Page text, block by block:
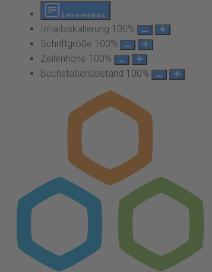
Lesemodus
Inhaltsskalierung 100%
Schriftgröße 100%
Zeilenhöhe 100%
Buchstabenabstand 100%